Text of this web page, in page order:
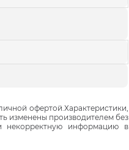
офертой.Характеристики,
изменены производителем без
некорректную информацию в